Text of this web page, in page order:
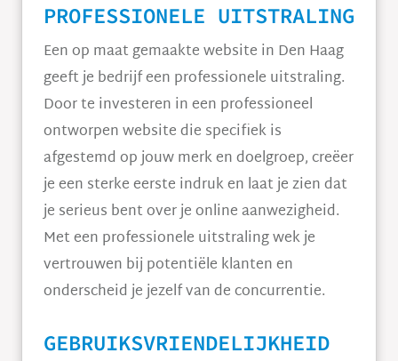
PROFESSIONELE UITSTRALING
Een op maat gemaakte website in Den Haag
geeft je bedrijf een professionele uitstraling.
Door te investeren in een professioneel
ontworpen website die specifiek is
afgestemd op jouw merk en doelgroep, creëer
je een sterke eerste indruk en laat je zien dat
je serieus bent over je online aanwezigheid.
Met een professionele uitstraling wek je
vertrouwen bij potentiële klanten en
onderscheid je jezelf van de concurrentie.
GEBRUIKSVRIENDELIJKHEID